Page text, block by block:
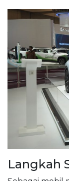
Langkah